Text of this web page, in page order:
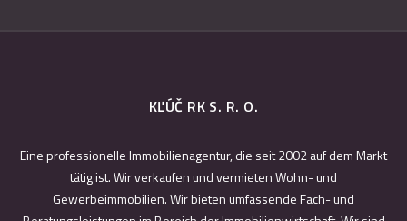
KĽÚČ RK S. R. O.
Eine professionelle Immobilienagentur, die seit 2002 auf dem Markt
tätig ist. Wir verkaufen und vermieten Wohn- und
Gewerbeimmobilien. Wir bieten umfassende Fach- und